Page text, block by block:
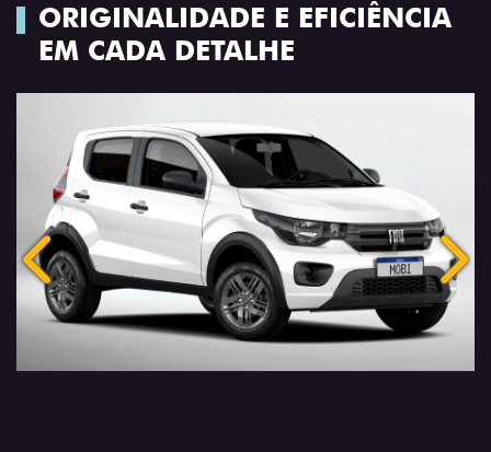
ORIGINALIDADE E EFICIÊNCIA
EM CADA DETALHE
Anterior